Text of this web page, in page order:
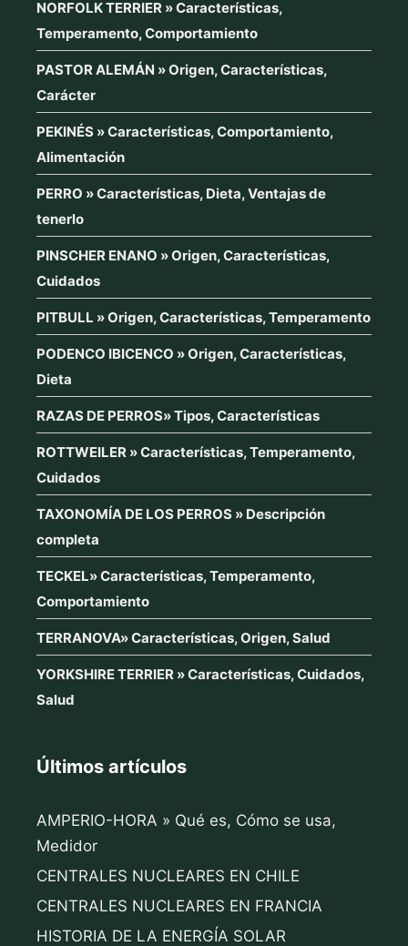
NORFOLK TERRIER » Características,
Temperamento, Comportamiento
PASTOR ALEMÁN » Origen, Características,
Carácter
PEKINÉS » Características, Comportamiento,
Alimentación
PERRO » Características, Dieta, Ventajas de
tenerlo
PINSCHER ENANO » Origen, Características,
Cuidados
PITBULL » Origen, Características, Temperamento
PODENCO IBICENCO » Origen, Características,
Dieta
RAZAS DE PERROS» Tipos, Características
ROTTWEILER » Características, Temperamento,
Cuidados
TAXONOMÍA DE LOS PERROS » Descripción
completa
TECKEL» Características, Temperamento,
Comportamiento
TERRANOVA» Características, Origen, Salud
YORKSHIRE TERRIER » Características, Cuidados,
Salud
Últimos artículos
AMPERIO-HORA » Qué es, Cómo se usa,
Medidor
CENTRALES NUCLEARES EN CHILE
CENTRALES NUCLEARES EN FRANCIA
HISTORIA DE LA ENERGÍA SOLAR